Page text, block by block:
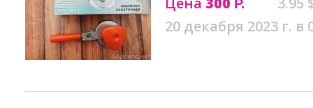
Р.
20 декабря 2023 г. в